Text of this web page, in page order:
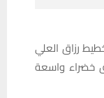
رزاق العلي
خضراء واسعة